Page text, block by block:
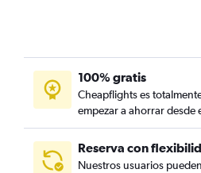
100% gratis
Cheapflights es
empezar a ahorrar desde
Reserva con
Nuestros usuarios